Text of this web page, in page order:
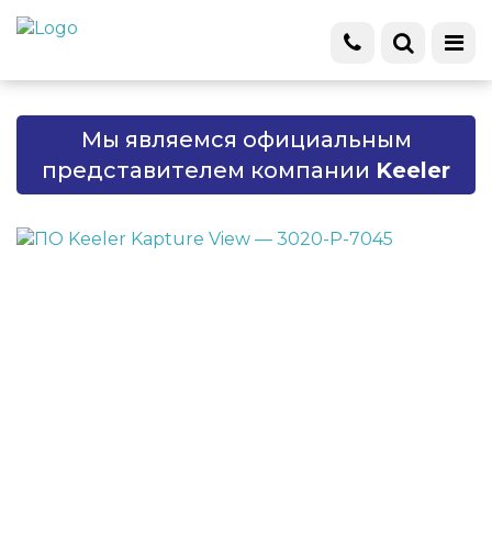
Мы являемся официальным
представителем компании Keeler